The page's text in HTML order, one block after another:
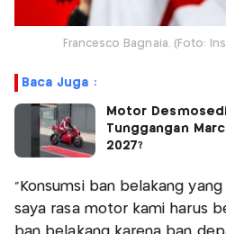
Francesco Bagnaia. (Foto:
Baca Juga :
Motor
Tunggangan
2027?
"Konsumsi ban belakang
saya rasa motor kami harus